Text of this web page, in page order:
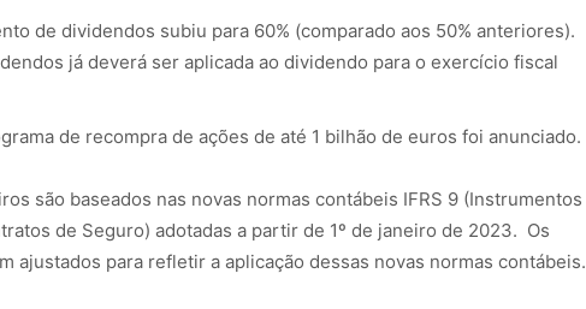
de dividendos subiu para 60% (comparado aos 50% anteriores).
já deverá ser aplicada ao dividendo para o exercício fiscal
de recompra de ações de até 1 bilhão de euros foi anunciado.
são baseados nas novas normas contábeis IFRS 9 (Instrumentos
de Seguro) adotadas a partir de 1º de janeiro de 2023. Os
ajustados para refletir a aplicação dessas novas normas contábeis.